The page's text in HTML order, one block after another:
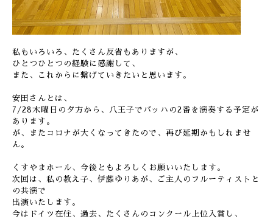
私もいろいろ、たくさん反省もありますが、
ひとつひとつの経験に感謝して、
また、これからに繋げていきたいと思います。
安田さんとは、
7/28木曜日の夕方から、八王子でバッハの2番を演奏する予定が
あります。
が、またコロナが大くなってきたので、再び延期かもしれませ
ん。
くすやまホール、今後ともよろしくお願いいたします。
次回は、私の教え子、伊藤ゆりあが、ご主人のフルーティストと
の共演で
出演いたします。
今はドイツ在住、過去、たくさんのコンクール上位入賞し、